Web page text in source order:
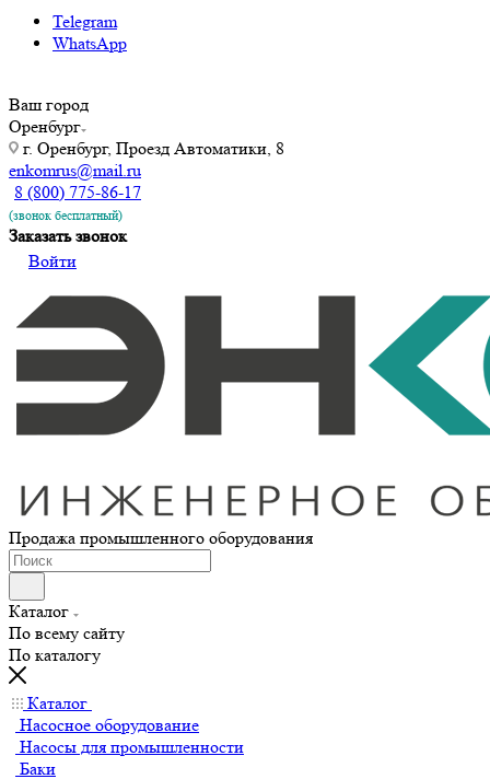
Telegram
WhatsApp
Ваш город
Оренбург
г. Оренбург, Проезд Автоматики, 8
enkomrus@mail.ru
8 (800) 775-86-17
(звонок бесплатный)
Заказать звонок
Войти
Продажа промышленного оборудования
Каталог
По всему сайту
По каталогу
Каталог
Насосное оборудование
Насосы для промышленности
Баки